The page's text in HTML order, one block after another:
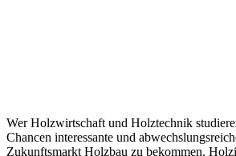
Wer Holzwirtschaft und Holztechnik
Chancen interessante und
Zukunftsmarkt Holzbau zu bekommen.